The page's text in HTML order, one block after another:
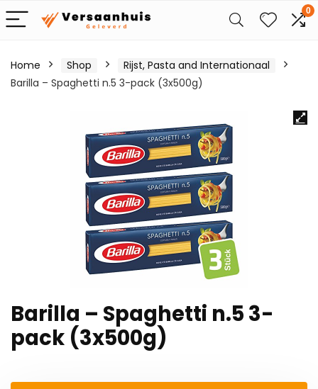
0
Home Shop
Rijst, Pasta and Internationaal
Barilla – Spaghetti n.5 3-pack (3x500g)
Barilla – Spaghetti n.5 3-
pack (3x500g)